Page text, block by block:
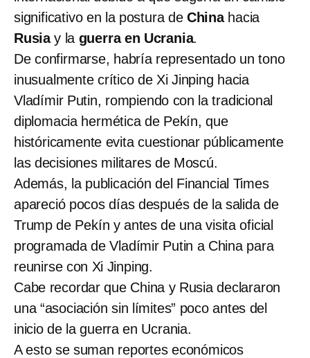
significativo en la postura de Chinahacia
Rusiay la guerra en Ucrania.
De confirmarse, habría representado un tono
inusualmente crítico de Xi Jinping hacia
Vladímir Putin, rompiendo con la tradicional
diplomacia hermética de Pekín, que
históricamente evita cuestionar públicamente
las decisiones militares de Moscú.
Además, la publicación del Financial Times
apareció pocos días después de la salida de
Trump de Pekín y antes de una visita oficial
programada de Vladímir Putin a China para
reunirse con Xi Jinping.
Cabe recordar que China y Rusia declararon
una “asociación sin límites” poco antes del
inicio de la guerra en Ucrania.
A esto se suman reportes económicos